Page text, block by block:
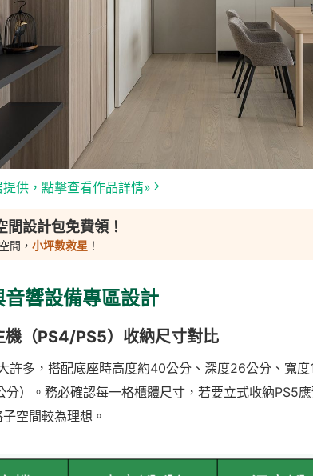
供，點擊查看作品詳情»
間設計包免費領！
間， 小坪數救星 ！
響設備專區設計
機（PS4/PS5）收納尺寸對比
許多，搭配底座時高度約40公分、深度26公分、寬
分）。務必確認每一格櫃體尺寸，若要立式收納PS5
空間較為理想。